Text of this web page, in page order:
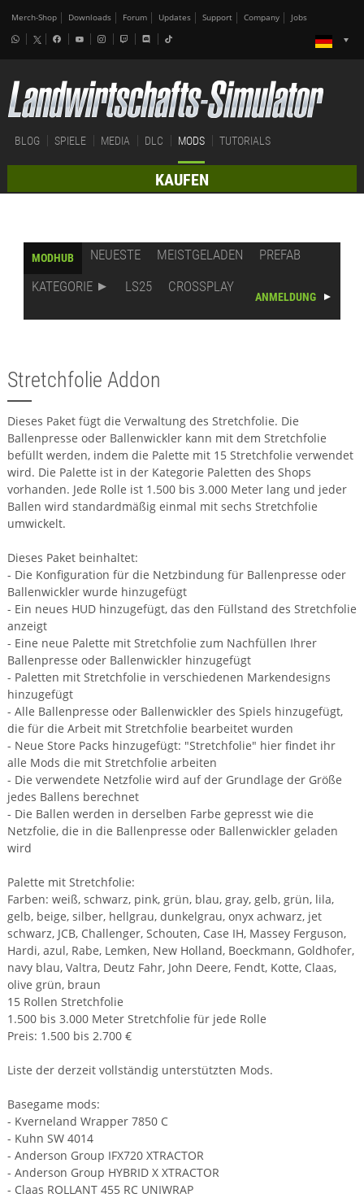
Merch-Shop Downloads Forum Updates Support Company Jobs
BLOG SPIELE MEDIA DLC MODS TUTORIALS
KAUFEN
MODHUB NEUESTE MEISTGELADEN
PREFAB
KATEGORIE
LS25 CROSSPLAY
ANMELDUNG
Stretchfolie Addon
Dieses Paket fügt die Verwaltung des Stretchfolie. Die
Ballenpresse oder Ballenwickler kann mit dem Stretchfolie
befüllt werden, indem die Palette mit 15 Stretchfolie verwendet
wird. Die Palette ist in der Kategorie Paletten des Shops
vorhanden. Jede Rolle ist 1.500 bis 3.000 Meter lang und jeder
Ballen wird standardmäßig einmal mit sechs Stretchfolie
umwickelt.
Dieses Paket beinhaltet:
- Die Konfiguration für die Netzbindung für Ballenpresse oder
Ballenwickler wurde hinzugefügt
- Ein neues HUD hinzugefügt, das den Füllstand des Stretchfolie
anzeigt
- Eine neue Palette mit Stretchfolie zum Nachfüllen Ihrer
Ballenpresse oder Ballenwickler hinzugefügt
- Paletten mit Stretchfolie in verschiedenen Markendesigns
hinzugefügt
- Alle Ballenpresse oder Ballenwickler des Spiels hinzugefügt,
die für die Arbeit mit Stretchfolie bearbeitet wurden
- Neue Store Packs hinzugefügt: "Stretchfolie" hier findet ihr
alle Mods die mit Stretchfolie arbeiten
- Die verwendete Netzfolie wird auf der Grundlage der Größe
jedes Ballens berechnet
- Die Ballen werden in derselben Farbe gepresst wie die
Netzfolie, die in die Ballenpresse oder Ballenwickler geladen
wird
Palette mit Stretchfolie:
Farben: weiß, schwarz, pink, grün, blau, gray, gelb, grün, lila,
gelb, beige, silber, hellgrau, dunkelgrau, onyx achwarz, jet
schwarz, JCB, Challenger, Schouten, Case IH, Massey Ferguson,
Hardi, azul, Rabe, Lemken, New Holland, Boeckmann, Goldhofer,
navy blau, Valtra, Deutz Fahr, John Deere, Fendt, Kotte, Claas,
olive grün, braun
15 Rollen Stretchfolie
1.500 bis 3.000 Meter Stretchfolie für jede Rolle
Preis: 1.500 bis 2.700 €
Liste der derzeit vollständig unterstützten Mods.
Basegame mods:
- Kverneland Wrapper 7850 C
- Kuhn SW 4014
- Anderson Group IFX720 XTRACTOR
- Anderson Group HYBRID X XTRACTOR
- Claas ROLLANT 455 RC UNIWRAP